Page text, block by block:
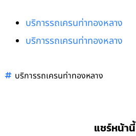
บริการรถเครนท่าทองหลาง
บริการรถเครนท่าทองหลาง
บริการรถเครนท่าทองหลาง
แชร์หน้านี้